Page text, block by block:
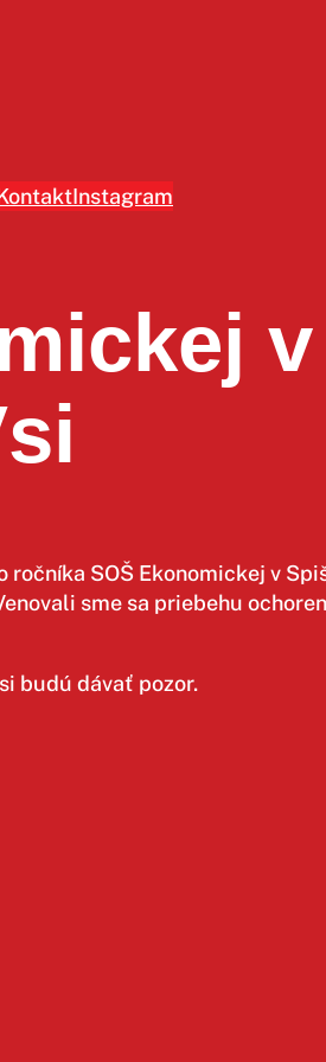
Instagram
ročníka SOŠ Ekonomickej v
sme sa priebehu
budú dávať pozor.